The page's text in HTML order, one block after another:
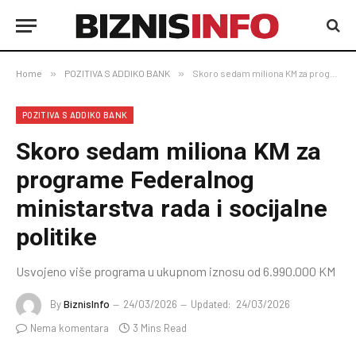
Home » POZITIVA S ADDIKO BANK » Skoro sedam miliona KM za programe Federalnog ministarstva rada i socijalne politike
POZITIVA S ADDIKO BANK
Skoro sedam miliona KM za
programe Federalnog
ministarstva rada i socijalne
politike
Usvojeno više programa u ukupnom iznosu od 6.990.000 KM
ByBiznisInfo 24/03/2026 Updated: 24/03/2026
Nema komentara
3 Mins Read